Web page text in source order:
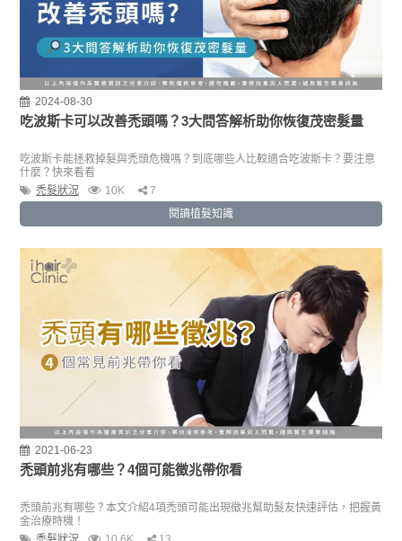
2024-08-30
吃波斯卡可以改善禿頭嗎？3大問答解析助你恢復茂密髮量
吃波斯卡能拯救掉髮與禿頭危機嗎？到底哪些人比較適合吃波斯卡？要注意
什麼？快來看看
禿髮狀況
10K
7
閱讀植髮知識
2021-06-23
禿頭前兆有哪些？4個可能徵兆帶你看
禿頭前兆有哪些？本文介紹4項禿頭可能出現徵兆幫助髮友快速評估，把握黃
金治療時機！